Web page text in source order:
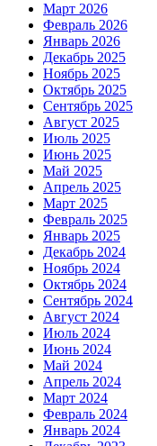
Март 2026
Февраль 2026
Январь 2026
Декабрь 2025
Ноябрь 2025
Октябрь 2025
Сентябрь 2025
Август 2025
Июль 2025
Июнь 2025
Май 2025
Апрель 2025
Март 2025
Февраль 2025
Январь 2025
Декабрь 2024
Ноябрь 2024
Октябрь 2024
Сентябрь 2024
Август 2024
Июль 2024
Июнь 2024
Май 2024
Апрель 2024
Март 2024
Февраль 2024
Январь 2024